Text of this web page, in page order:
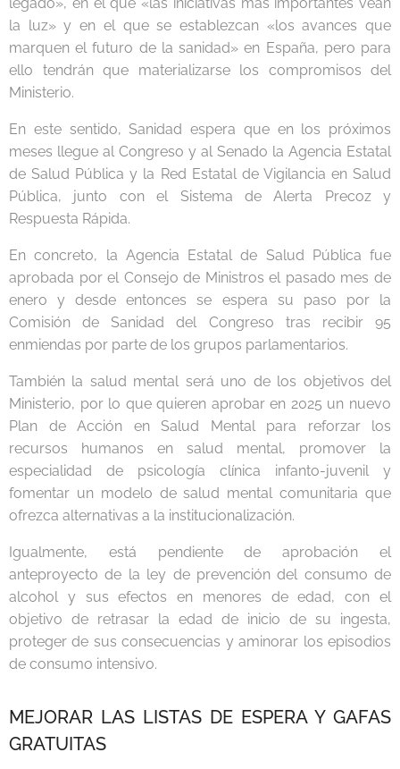
la luz» y en el que se establezcan «los avances que
marquen el futuro de la sanidad» en España, pero para
ello tendrán que materializarse los compromisos del
Ministerio.
En este sentido, Sanidad espera que en los próximos
meses llegue al Congreso y al Senado la Agencia Estatal
de Salud Pública y la Red Estatal de Vigilancia en Salud
Pública, junto con el Sistema de Alerta Precoz y
Respuesta Rápida.
En concreto, la Agencia Estatal de Salud Pública fue
aprobada por el Consejo de Ministros el pasado mes de
enero y desde entonces se espera su paso por la
Comisión de Sanidad del Congreso tras recibir 95
enmiendas por parte de los grupos parlamentarios.
También la salud mental será uno de los objetivos del
Ministerio, por lo que quieren aprobar en 2025 un nuevo
Plan de Acción en Salud Mental para reforzar los
recursos humanos en salud mental, promover la
especialidad de psicología clínica infanto-juvenil y
fomentar un modelo de salud mental comunitaria que
ofrezca alternativas a la institucionalización.
Igualmente, está pendiente de aprobación el
anteproyecto de la ley de prevención del consumo de
alcohol y sus efectos en menores de edad, con el
objetivo de retrasar la edad de inicio de su ingesta,
proteger de sus consecuencias y aminorar los episodios
de consumo intensivo.
MEJORAR LAS LISTAS DE ESPERA Y GAFAS
GRATUITAS